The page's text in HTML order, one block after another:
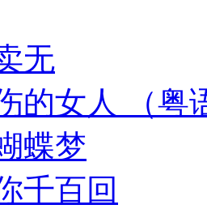
无
的女人 （粤
蝶梦
千百回